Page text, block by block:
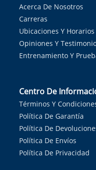
Acerca De Nosotros
Carreras
Ubicaciones Y Horarios
Opiniones Y
Entrenamiento Y
Centro De
Términos Y
Política De Garantía
Política De
Política De Envíos
Política De Privacidad